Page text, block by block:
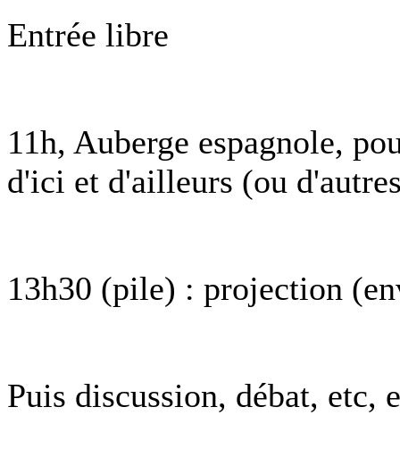
Entrée libre
11h, Auberge espagnole,
d'ici et d'ailleurs (ou
13h30 (pile) : projection
Puis discussion, débat, etc,